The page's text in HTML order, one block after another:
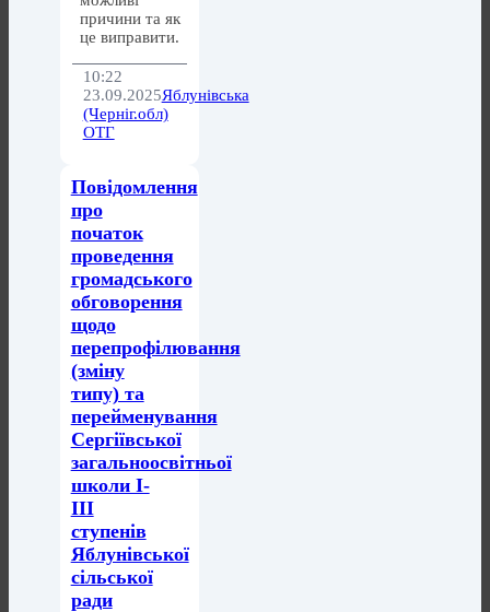
причини та як
це виправити.
10:22
23.09.2025Яблунівська
(Черніг.обл)
ОТГ
Повідомлення
про
початок
проведення
громадського
обговорення
щодо
перепрофілювання
(зміну
типу) та
перейменування
Сергіївської
загальноосвітньої
школи І-
ІІІ
ступенів
Яблунівської
сільської
ради